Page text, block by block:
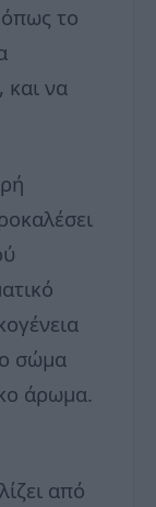
το
να
σώμα
​​άρωμα.
από